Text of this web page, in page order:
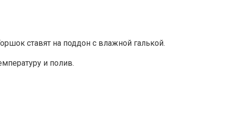
ставят на поддон с влажной галькой.
и полив.